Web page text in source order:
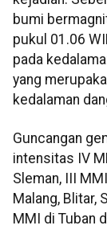
bumi
pukul 01.06
pada
yang
kedalaman
Guncangan
intensitas IV
Sleman, III
Malang, Blitar,
MMI di Tuban